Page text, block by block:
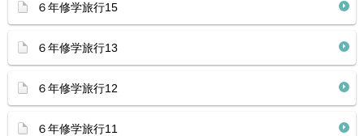
６年修学旅行15
６年修学旅行13
６年修学旅行12
６年修学旅行11